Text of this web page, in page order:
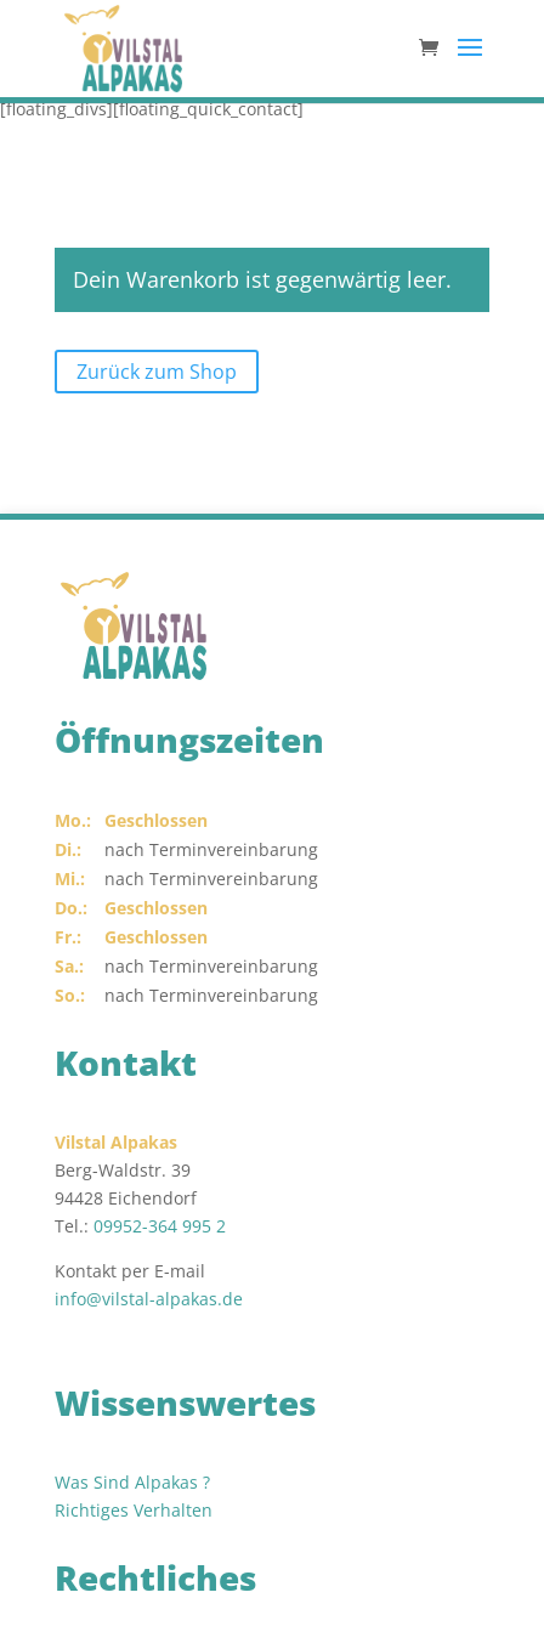
[floating_divs][floating_quick_contact]
Dein Warenkorb ist gegenwärtig leer.
Zurück zum Shop
Öffnungszeiten
Mo.:
Geschlossen
Di.:
nach Terminvereinbarung
Mi.:
nach Terminvereinbarung
Do.:
Geschlossen
Fr.:
Geschlossen
Sa.:
nach Terminvereinbarung
So.:
nach Terminvereinbarung
Kontakt
Vilstal Alpakas
Berg-Waldstr. 39
94428 Eichendorf
Tel.: 09952-364 995 2
Kontakt per E-mail
info@vilstal-alpakas.de
Wissenswertes
Was Sind Alpakas ?
Richtiges Verhalten
Rechtliches